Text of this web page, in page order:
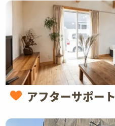
アフターサポート